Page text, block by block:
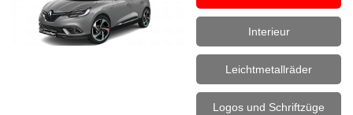
Interieur
Leichtmetallräder
Logos und Schriftzüge